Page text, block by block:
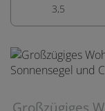
3,5
Großzügiges